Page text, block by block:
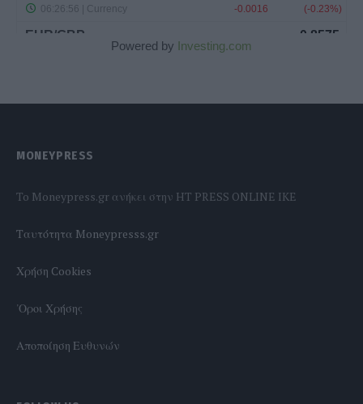
Powered by Investing.com
MONEYPRESS
To Moneypress.gr ανήκει στην HT PRESS ONLINE IKE
Tαυτότητα Moneypresss.gr
Χρήση Cookies
'Οροι Χρήσης
Αποποίηση Ευθυνών